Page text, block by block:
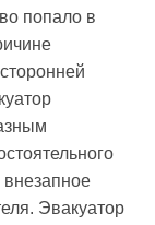
попало в
Эвакуатор